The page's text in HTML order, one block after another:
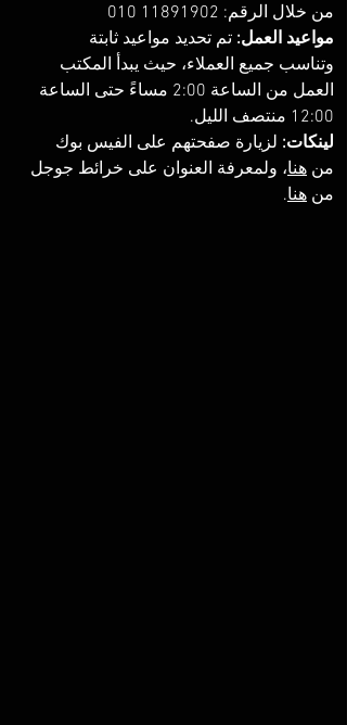
من خلال الرقم: ‏‪010 11891902‬‏
مواعيد العمل: تم تحديد مواعيد ثابتة
وتناسب جميع العملاء، حيث يبدأ المكتب
العمل من الساعة 2:00 مساءً حتى الساعة
12:00 منتصف الليل.
لينكات: لزيارة صفحتهم على الفيس بوك
من هنا، ولمعرفة العنوان على خرائط جوجل
من هنا.